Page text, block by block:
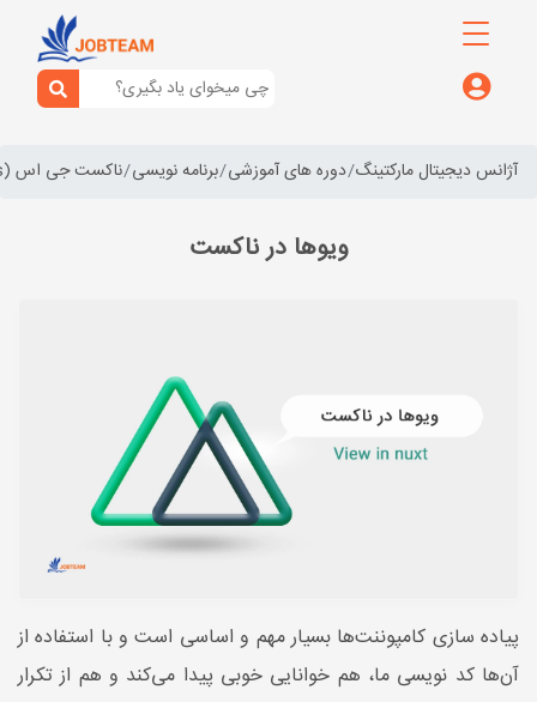
آژانس دیجیتال مارکتینگ دوره های آموزشی برنامه نویسی ناکست جی اس (nuxt.js)
ویوها در ناکست
پیاده سازی کامپوننت‌ها بسیار مهم و اساسی است و با استفاده از
آن‌ها کد نویسی ما، هم خوانایی خوبی پیدا می‌کند و هم از تکرار